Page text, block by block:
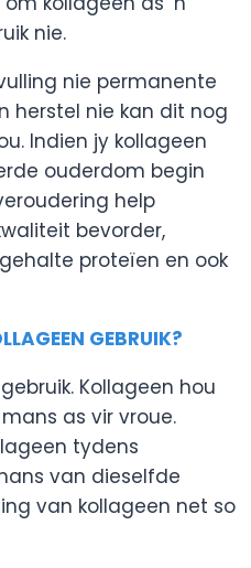
nie.
nie permanente
herstel nie kan dit nog
Indien jy kollageen
ouderdom begin
help
bevorder,
proteïen en ook
GEBRUIK?
Kollageen hou
as vir vroue.
tydens
van dieselfde
van kollageen net so